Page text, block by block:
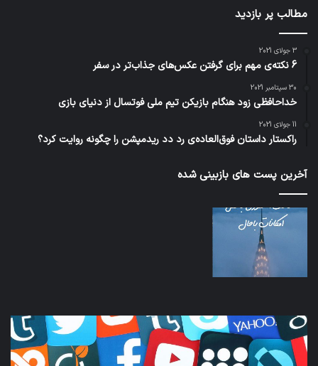
مطالب پر بازدید
3 جولای 2021
6 نکته‌ی مهم برای گرفتن عکس‌های جذاب‌تر در سفر
30 سپتامبر 2021
خداحافظی زود هنگام بازیکن تیم ملی فوتسال از دنیای بازی
11 جولای 2021
راکستار داستان فوق‌العاده‌ی رد دد ریدمپشن را چگونه روایت کرد؟
آخرین پست های بازبینی شده
کدام
برنامه‌های
پیام‌رسان